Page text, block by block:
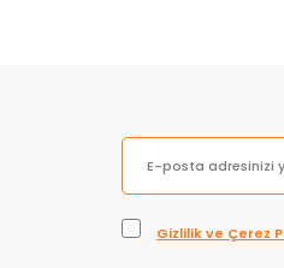
Gizlilik ve Çerez